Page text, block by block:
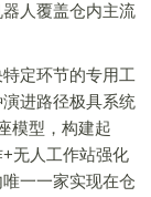
人覆盖仓内主流
定环节的专用工
进路径极具系统
模型，构建起
无人工作站强化
一一家实现在仓